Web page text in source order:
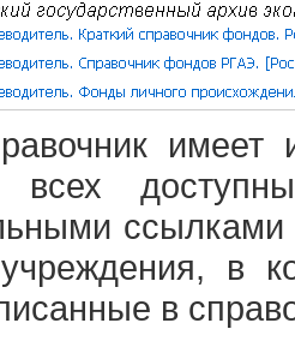
имеет
всех
учреждения, в
в